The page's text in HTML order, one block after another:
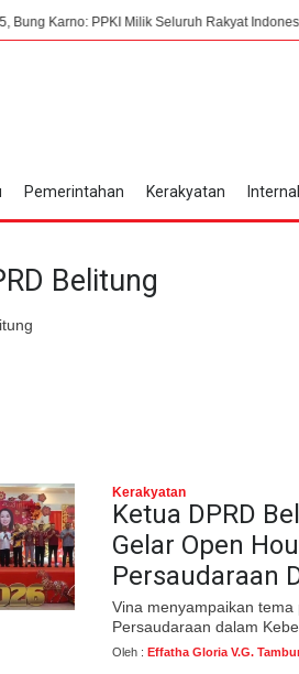
PPKI Milik Seluruh Rakyat Indonesia Tanpa
Pemerintahan Kerakyatan Internal
Belitung
Kerakyatan
Ketua DPRD
Gelar Open
Persaudaraan
Vina menyampaikan
Persaudaraan dalam
Oleh : Effatha Gloria V.G.